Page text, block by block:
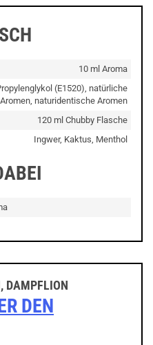
10 ml Aroma
(E1520), natürliche
Aromen, naturidentische Aromen
120 ml Chubby Flasche
Ingwer, Kaktus, Menthol
DAMPFLION
DEN